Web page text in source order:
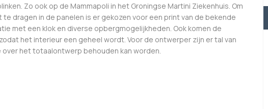
Zo ook op de Mammapoli in het Groningse Martini Ziekenhuis. Om
dragen in de panelen is er gekozen voor een print van de bekende
met een klok en diverse opbergmogelijkheden. Ook komen de
het interieur een geheel wordt. Voor de ontwerper zijn er tal van
het totaalontwerp behouden kan worden.